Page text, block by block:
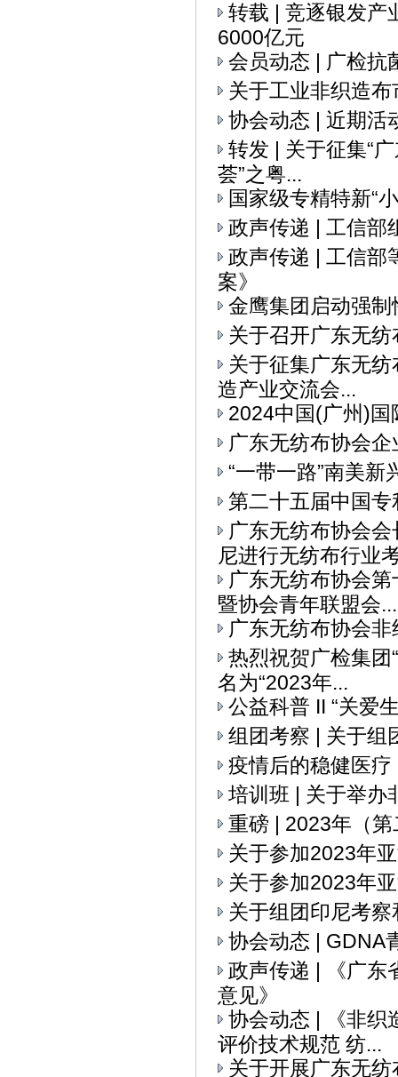
转载 | 竞逐银发产
6000亿元
会员动态 | 广检抗
关于工业非织造
协会动态 | 近期活
转发 | 关于征集“
荟”之粤...
国家级专精特新“
政声传递 | 工信部
政声传递 | 工信部
案》
金鹰集团启动强
关于召开广东无
关于征集广东无
造产业交流会...
2024中国(广州)
广东无纺布协会
“一带一路”南美
第二十五届中国
广东无纺布协会
尼进行无纺布行业
广东无纺布协会
暨协会青年联盟会...
广东无纺布协会
热烈祝贺广检集团
名为“2023年...
公益科普 II “关爱
组团考察 | 关于组
疫情后的稳健医
培训班 | 关于举办
重磅 | 2023年（
关于参加2023年
关于参加2023年
关于组团印尼考
协会动态 | GDNA
政声传递 | 《广东
意见》
协会动态 | 《非织
评价技术规范 纺...
关于开展广东无